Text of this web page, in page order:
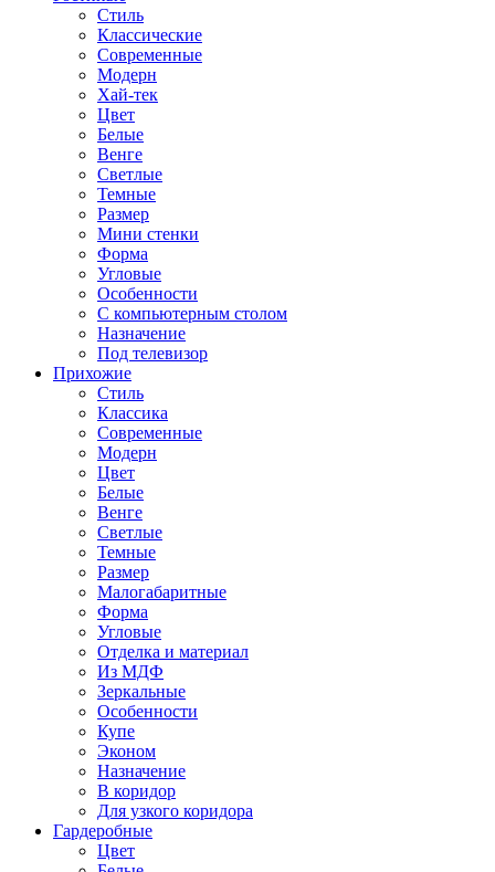
Стиль
Классические
Современные
Модерн
Хай-тек
Цвет
Белые
Венге
Светлые
Темные
Размер
Мини стенки
Форма
Угловые
Особенности
С компьютерным столом
Назначение
Под телевизор
Прихожие
Стиль
Классика
Современные
Модерн
Цвет
Белые
Венге
Светлые
Темные
Размер
Малогабаритные
Форма
Угловые
Отделка и материал
Из МДФ
Зеркальные
Особенности
Купе
Эконом
Назначение
В коридор
Для узкого коридора
Гардеробные
Цвет